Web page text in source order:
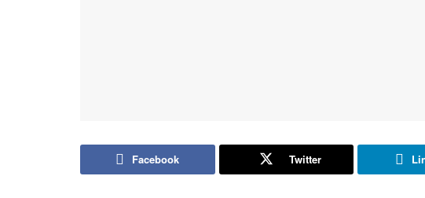
Facebook Twitter